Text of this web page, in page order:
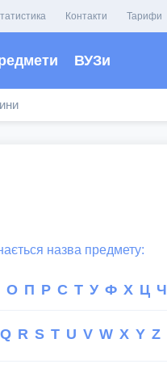
Контакти Тарифи
ВУЗи
назва предмету:
О П Р С Т У Ф Х Ц Ч
Q R S T U V W X Y Z